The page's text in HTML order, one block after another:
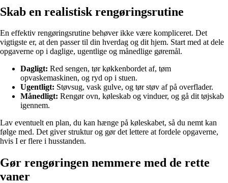
Skab en realistisk rengøringsrutine
En effektiv rengøringsrutine behøver ikke være kompliceret. Det
vigtigste er, at den passer til din hverdag og dit hjem. Start med at dele
opgaverne op i daglige, ugentlige og månedlige gøremål.
Dagligt: Red sengen, tør køkkenbordet af, tøm
opvaskemaskinen, og ryd op i stuen.
Ugentligt: Støvsug, vask gulve, og tør støv af på overflader.
Månedligt: Rengør ovn, køleskab og vinduer, og gå dit tøjskab
igennem.
Lav eventuelt en plan, du kan hænge på køleskabet, så du nemt kan
følge med. Det giver struktur og gør det lettere at fordele opgaverne,
hvis I er flere i husstanden.
Gør rengøringen nemmere med de rette
vaner